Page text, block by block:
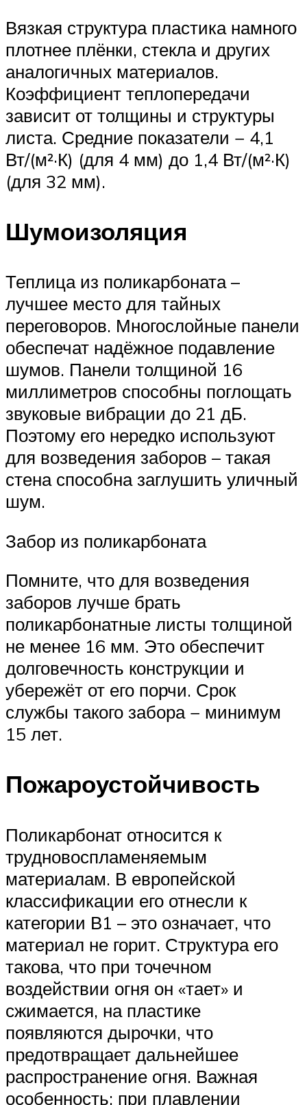
Вязкая структура пластика намного
плотнее плёнки, стекла и других
аналогичных материалов.
Коэффициент теплопередачи
зависит от толщины и структуры
листа. Средние показатели − 4,1
Вт/(м²·К) (для 4 мм) до 1,4 Вт/(м²·К)
(для 32 мм).
Шумоизоляция
Теплица из поликарбоната –
лучшее место для тайных
переговоров. Многослойные панели
обеспечат надёжное подавление
шумов. Панели толщиной 16
миллиметров способны поглощать
звуковые вибрации до 21 дБ.
Поэтому его нередко используют
для возведения заборов – такая
стена способна заглушить уличный
шум.
Забор из поликарбоната
Помните, что для возведения
заборов лучше брать
поликарбонатные листы толщиной
не менее 16 мм. Это обеспечит
долговечность конструкции и
убережёт от его порчи. Срок
службы такого забора − минимум
15 лет.
Пожароустойчивость
Поликарбонат относится к
трудновоспламеняемым
материалам. В европейской
классификации его отнесли к
категории В1 – это означает, что
материал не горит. Структура его
такова, что при точечном
воздействии огня он «тает» и
сжимается, на пластике
появляются дырочки, что
предотвращает дальнейшее
распространение огня. Важная
особенность: при плавлении